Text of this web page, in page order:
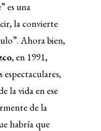
es una
la convierte
Ahora bien,
, en 1991,
espectaculares,
la vida en ese
de la
habría que